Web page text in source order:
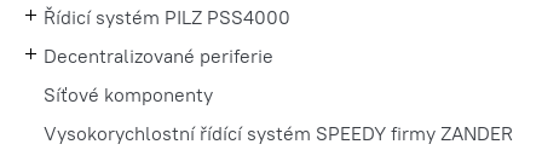
Řídicí systém PILZ PSS4000
Decentralizované periferie
Síťové komponenty
Vysokorychlostní řídící systém SPEEDY firmy ZANDER